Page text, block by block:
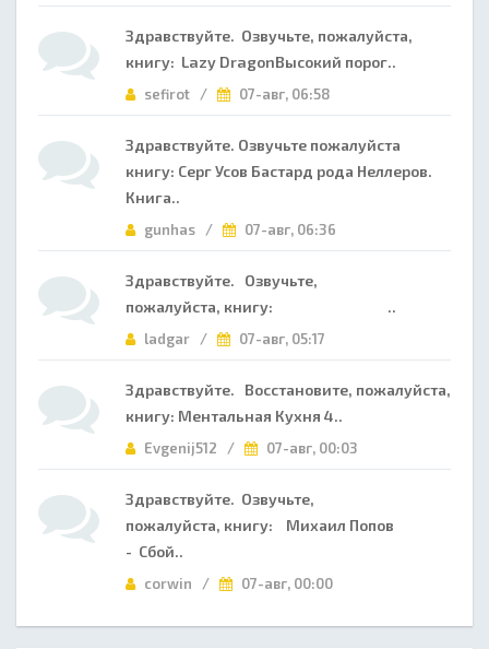
Здравствуйте. Озвучьте, пожалуйста,
книгу: Lazy DragonВысокий порог..
sefirot / 07-авг, 06:58
Здравствуйте. Озвучьте пожалуйста
книгу: Серг Усов Бастард рода Неллеров.
Книга..
gunhas / 07-авг, 06:36
Здравствуйте. Озвучьте,
пожалуйста, книгу: ..
ladgar / 07-авг, 05:17
Здравствуйте. Восстановите, пожалуйста,
книгу: Ментальная Кухня 4..
Evgenij512 / 07-авг, 00:03
Здравствуйте. Озвучьте,
пожалуйста, книгу: Михаил Попов
- Сбой..
corwin / 07-авг, 00:00